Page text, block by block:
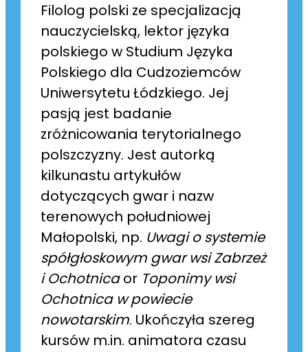
Filolog polski ze specjalizacją
nauczycielską, lektor języka
polskiego w Studium Języka
Polskiego dla Cudzoziemców
Uniwersytetu Łódzkiego. Jej
pasją jest badanie
zróżnicowania terytorialnego
polszczyzny. Jest autorką
kilkunastu artykułów
dotyczących gwar i nazw
terenowych południowej
Małopolski, np. Uwagi o systemie
spółgłoskowym gwar wsi Zabrzeż
i Ochotnicaor Toponimy wsi
Ochotnica w powiecie
nowotarskim. Ukończyła szereg
kursów m.in. animatora czasu